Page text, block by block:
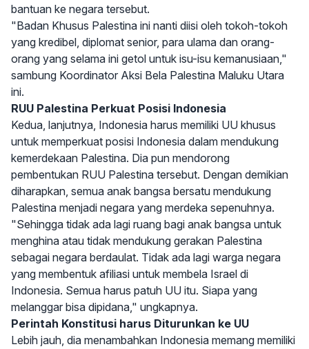
bantuan ke negara tersebut.
"Badan Khusus Palestina ini nanti diisi oleh tokoh-tokoh
yang kredibel, diplomat senior, para ulama dan orang-
orang yang selama ini getol untuk isu-isu kemanusiaan,"
sambung Koordinator Aksi Bela Palestina Maluku Utara
ini.
RUU Palestina Perkuat Posisi Indonesia
Kedua, lanjutnya, Indonesia harus memiliki UU khusus
untuk memperkuat posisi Indonesia dalam mendukung
kemerdekaan Palestina. Dia pun mendorong
pembentukan RUU Palestina tersebut. Dengan demikian
diharapkan, semua anak bangsa bersatu mendukung
Palestina menjadi negara yang merdeka sepenuhnya.
"Sehingga tidak ada lagi ruang bagi anak bangsa untuk
menghina atau tidak mendukung gerakan Palestina
sebagai negara berdaulat. Tidak ada lagi warga negara
yang membentuk afiliasi untuk membela Israel di
Indonesia. Semua harus patuh UU itu. Siapa yang
melanggar bisa dipidana," ungkapnya.
Perintah Konstitusi harus Diturunkan ke UU
Lebih jauh, dia menambahkan Indonesia memang memiliki